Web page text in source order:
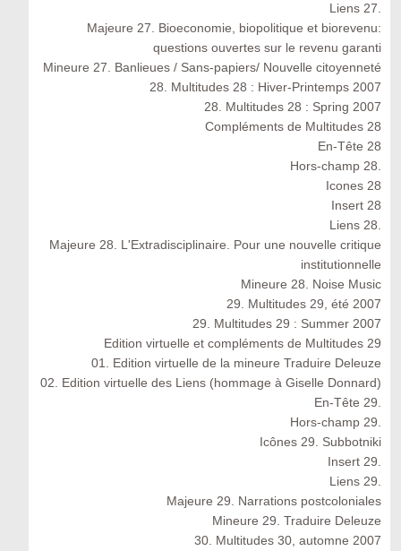
Liens 27.
Majeure 27. Bioeconomie, biopolitique et biorevenu:
questions ouvertes sur le revenu garanti
Mineure 27. Banlieues / Sans-papiers/ Nouvelle citoyenneté
28. Multitudes 28 : Hiver-Printemps 2007
28. Multitudes 28 : Spring 2007
Compléments de Multitudes 28
En-Tête 28
Hors-champ 28.
Icones 28
Insert 28
Liens 28.
Majeure 28. L'Extradisciplinaire. Pour une nouvelle critique
institutionnelle
Mineure 28. Noise Music
29. Multitudes 29, été 2007
29. Multitudes 29 : Summer 2007
Edition virtuelle et compléments de Multitudes 29
01. Edition virtuelle de la mineure Traduire Deleuze
02. Edition virtuelle des Liens (hommage à Giselle Donnard)
En-Tête 29.
Hors-champ 29.
Icônes 29. Subbotniki
Insert 29.
Liens 29.
Majeure 29. Narrations postcoloniales
Mineure 29. Traduire Deleuze
30. Multitudes 30, automne 2007